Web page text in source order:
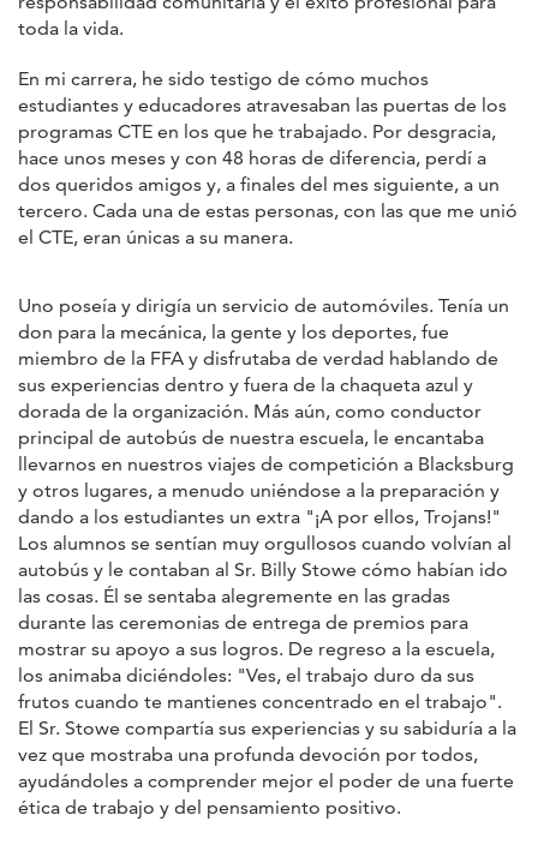
toda la vida.
En mi carrera, he sido testigo de cómo muchos
estudiantes y educadores atravesaban las puertas de los
programas CTE en los que he trabajado. Por desgracia,
hace unos meses y con 48 horas de diferencia, perdí a
dos queridos amigos y, a finales del mes siguiente, a un
tercero. Cada una de estas personas, con las que me unió
el CTE, eran únicas a su manera.
Uno poseía y dirigía un servicio de automóviles. Tenía un
don para la mecánica, la gente y los deportes, fue
miembro de la FFA y disfrutaba de verdad hablando de
sus experiencias dentro y fuera de la chaqueta azul y
dorada de la organización. Más aún, como conductor
principal de autobús de nuestra escuela, le encantaba
llevarnos en nuestros viajes de competición a Blacksburg
y otros lugares, a menudo uniéndose a la preparación y
dando a los estudiantes un extra "¡A por ellos, Trojans!"
Los alumnos se sentían muy orgullosos cuando volvían al
autobús y le contaban al Sr. Billy Stowe cómo habían ido
las cosas. Él se sentaba alegremente en las gradas
durante las ceremonias de entrega de premios para
mostrar su apoyo a sus logros. De regreso a la escuela,
los animaba diciéndoles: "Ves, el trabajo duro da sus
frutos cuando te mantienes concentrado en el trabajo".
El Sr. Stowe compartía sus experiencias y su sabiduría a la
vez que mostraba una profunda devoción por todos,
ayudándoles a comprender mejor el poder de una fuerte
ética de trabajo y del pensamiento positivo.